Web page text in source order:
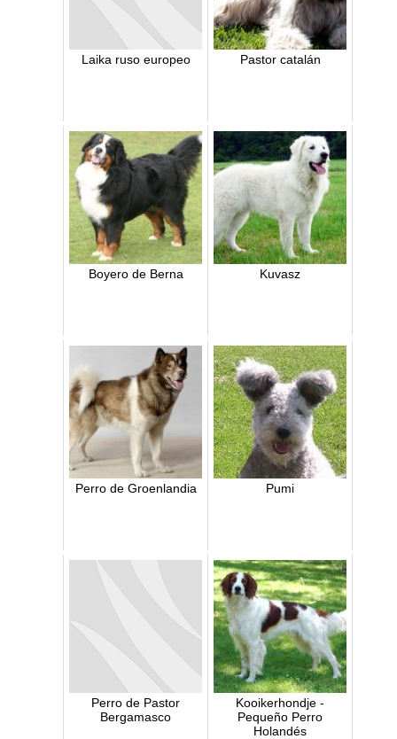
Laika ruso europeo Pastor catalán
Boyero de Berna Kuvasz
Perro de Groenlandia Pumi
Perro de Pastor
Bergamasco
Kooikerhondje -
Pequeño Perro
Holandés